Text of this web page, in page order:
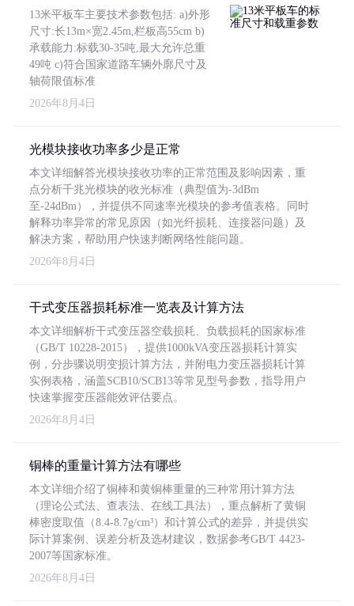
13米平板车主要技术参数包括: a)外形
尺寸:长13m×宽2.45m,栏板高55cm b)
承载能力:标载30-35吨,最大允许总重
49吨 c)符合国家道路车辆外廓尺寸及
轴荷限值标准
2026年8月4日
光模块接收功率多少是正常
本文详细解答光模块接收功率的正常范围及影响因素，重
点分析千兆光模块的收光标准（典型值为-3dBm
至-24dBm），并提供不同速率光模块的参考值表格。同时
解释功率异常的常见原因（如光纤损耗、连接器问题）及
解决方案，帮助用户快速判断网络性能问题。
2026年8月4日
干式变压器损耗标准一览表及计算方法
本文详细解析干式变压器空载损耗、负载损耗的国家标准
（GB/T 10228-2015），提供1000kVA变压器损耗计算实
例，分步骤说明变损计算方法，并附电力变压器损耗计算
实例表格，涵盖SCB10/SCB13等常见型号参数，指导用户
快速掌握变压器能效评估要点。
2026年8月4日
铜棒的重量计算方法有哪些
本文详细介绍了铜棒和黄铜棒重量的三种常用计算方法
（理论公式法、查表法、在线工具法），重点解析了黄铜
棒密度取值（8.4-8.7g/cm³）和计算公式的差异，并提供实
际计算案例、误差分析及选材建议，数据参考GB/T 4423-
2007等国家标准。
2026年8月4日